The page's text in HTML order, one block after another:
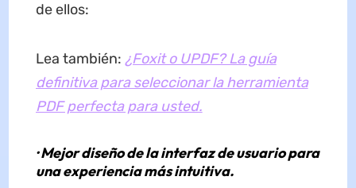
de ellos:
Lea también: ¿Foxit o UPDF? La guía
definitiva para seleccionar la herramienta
PDF perfecta para usted.
· Mejor diseño de la interfaz de usuario para
una experiencia más intuitiva.